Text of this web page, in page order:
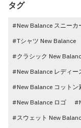
タグ
#New Balance スニーカ
#Tシャツ New Balance
#クラシック New
#New Balance レディー
#New Balance コットン
#New Balance ロゴ
#スウェット New